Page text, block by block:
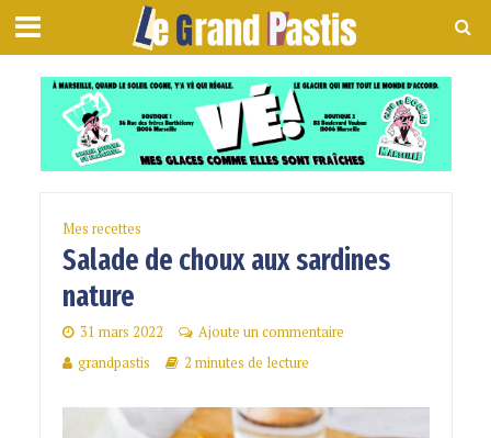
Mes recettes
Salade de choux aux sardines
nature
31 mars 2022
Ajoute un commentaire
grandpastis
2 minutes de lecture